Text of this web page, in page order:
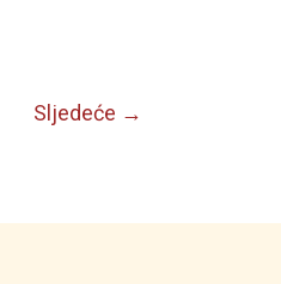
Sljedeće →